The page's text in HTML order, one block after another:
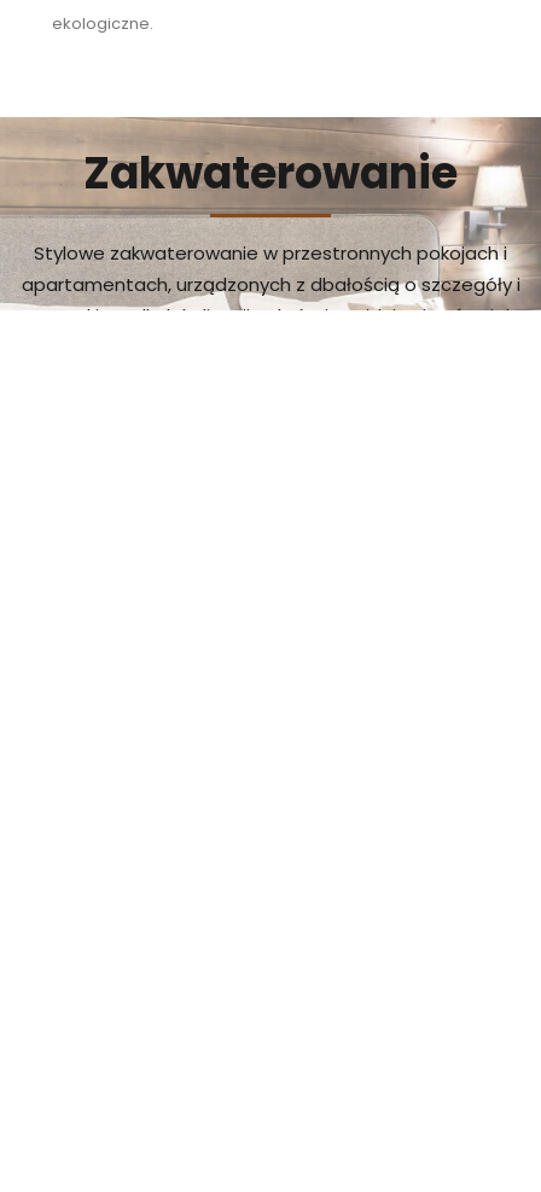
ekologiczne.
Zakwaterowanie
Stylowe zakwaterowanie w przestronnych pokojach i
apartamentach, urządzonych z dbałością o szczegóły i
szacunkiem dla lokalizacji, w której znajduje się ośrodek.